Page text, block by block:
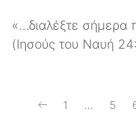
«…διαλέξτε σήμερα
(Ιησούς του Ναυή
1 … 5